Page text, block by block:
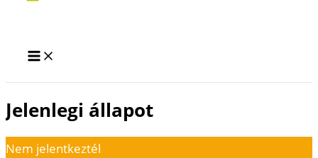
Jelenlegi állapot
Nem jelentkeztél